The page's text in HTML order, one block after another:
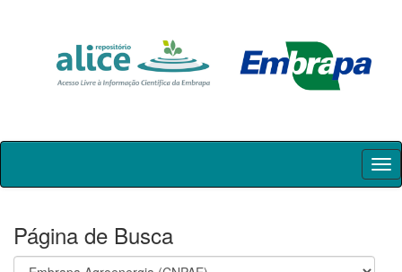
Skip
Página de Busca